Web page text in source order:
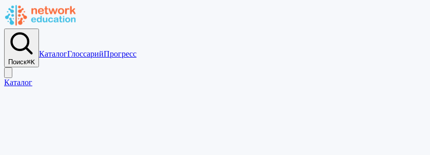
Поиск⌘K
КаталогГлоссарийПрогресс
Каталог